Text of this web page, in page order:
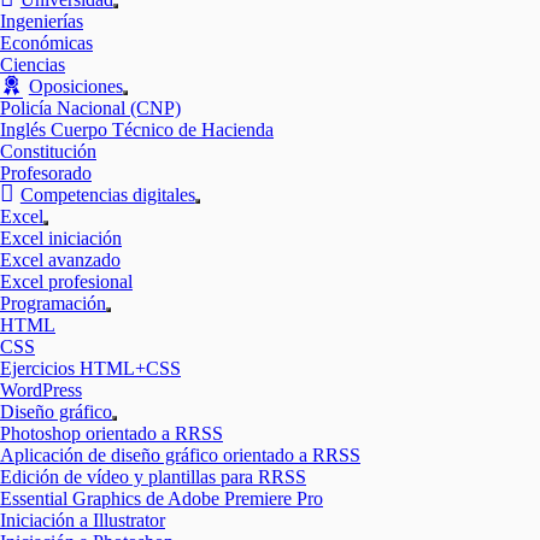
Mostrar
Ingenierías
Económicas
Ciencias
Oposiciones
Mostrar
el
submenú
Policía Nacional (CNP)
Inglés Cuerpo Técnico de Hacienda
Constitución
Profesorado
Competencias digitales
Mostrar
Excel
Mostrar
el
submenú
Excel iniciación
Excel avanzado
Excel profesional
Programación
Mostrar
HTML
CSS
Ejercicios HTML+CSS
WordPress
Diseño gráfico
Mostrar
el
submenú
Photoshop orientado a RRSS
Aplicación de diseño gráfico orientado a RRSS
Edición de vídeo y plantillas para RRSS
Essential Graphics de Adobe Premiere Pro
Iniciación a Illustrator